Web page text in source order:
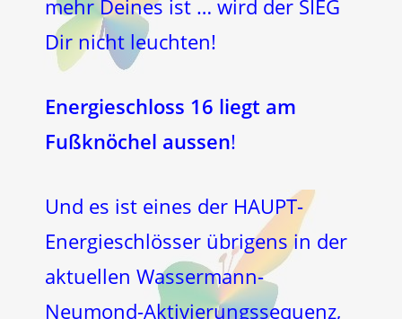
mehr Deines ist … wird der SIEG
Dir nicht leuchten!
Energieschloss 16 liegt am
Fußknöchel aussen!
Und es ist eines der HAUPT-
Energieschlösser übrigens in der
aktuellen Wassermann-
Neumond-Aktivierungssequenz,